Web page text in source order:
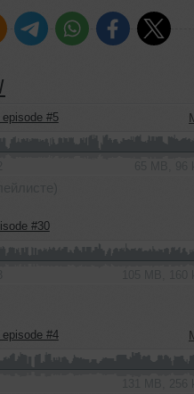
#5
#30
#4